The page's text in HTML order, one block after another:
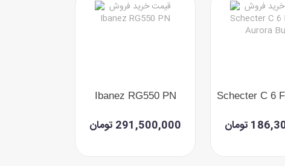
Ibanez RG550 PN
291,500,000 تومان تومان